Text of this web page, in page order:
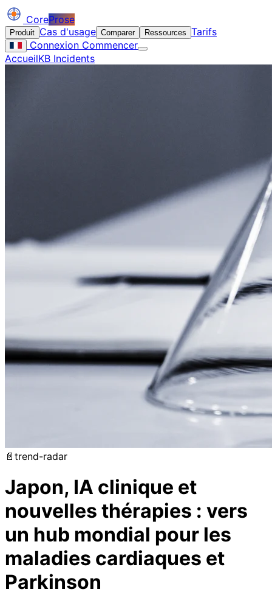
CoreProse
Produit Cas d'usage Comparer Ressources Tarifs
Connexion Commencer
AccueilKB Incidents
📄 trend-radar
Japon, IA clinique et
nouvelles thérapies : vers
un hub mondial pour les
maladies cardiaques et
Parkinson